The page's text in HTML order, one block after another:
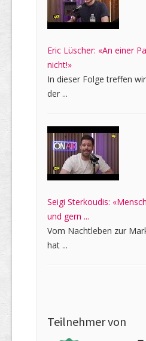
Eric Lüscher: «An einer
nicht!»
In dieser Folge treffen
der ...
Seigi Sterkoudis:
und gern ...
Vom Nachtleben zur
hat ...
Teilnehmer von